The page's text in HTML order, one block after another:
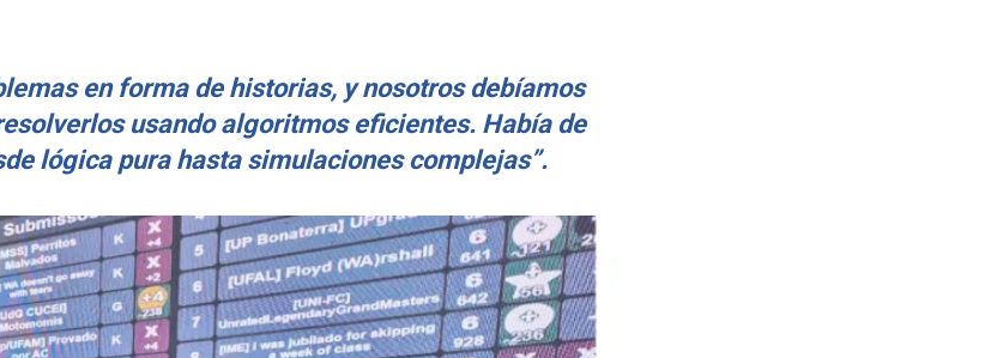
en forma de historias, y nosotros debíamos
usando algoritmos eficientes. Había de
lógica pura hasta simulaciones complejas”.